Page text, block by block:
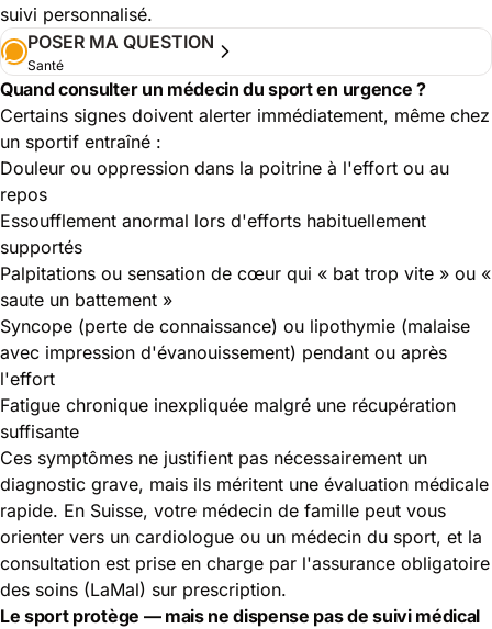
suivi personnalisé.
POSER MA QUESTION
Santé
Quand consulter un médecin du sport en urgence ?
Certains signes doivent alerter immédiatement, même chez
un sportif entraîné :
Douleur ou oppression dans la poitrine à l'effort ou au
repos
Essoufflement anormal lors d'efforts habituellement
supportés
Palpitations ou sensation de cœur qui « bat trop vite » ou «
saute un battement »
Syncope (perte de connaissance) ou lipothymie (malaise
avec impression d'évanouissement) pendant ou après
l'effort
Fatigue chronique inexpliquée malgré une récupération
suffisante
Ces symptômes ne justifient pas nécessairement un
diagnostic grave, mais ils méritent une évaluation médicale
rapide. En Suisse, votre médecin de famille peut vous
orienter vers un cardiologue ou un médecin du sport, et la
consultation est prise en charge par l'assurance obligatoire
des soins (LaMal) sur prescription.
Le sport protège — mais ne dispense pas de suivi médical